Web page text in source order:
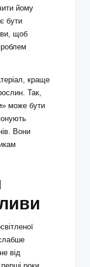
йому
бути
щоб
краще
Так,
може бути
Вони
від